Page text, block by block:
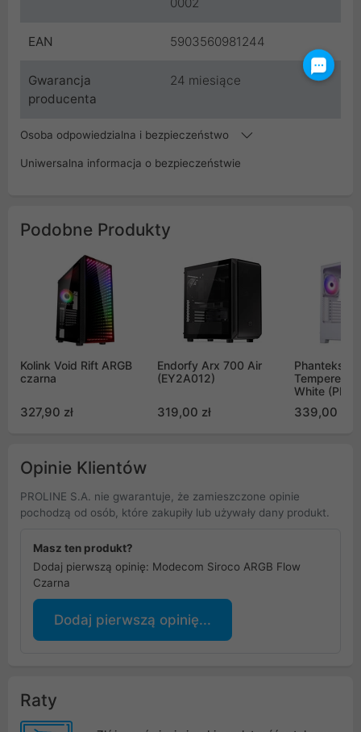
EAN 5903560981244
Gwarancja
producenta
24 miesiące
Osoba odpowiedzialna i bezpieczeństwo
Uniwersalna informacja o bezpieczeństwie
Podobne Produkty
Kolink Void Rift ARGB
czarna
327,90 zł
Endorfy Arx 700 Air
(EY2A012)
319,00 zł
Phanteks
Tempered
White (PH-
339,00 zł
Opinie Klientów
PROLINE S.A. nie gwarantuje, że zamieszczone opinie
pochodzą od osób, które zakupiły lub używały dany produkt.
Masz ten produkt?
Dodaj pierwszą opinię: Modecom Siroco ARGB Flow
Czarna
Dodaj pierwszą opinię...
Raty